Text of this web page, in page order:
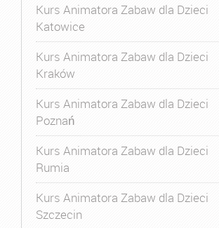
Kurs Animatora Zabaw dla Dzieci
Katowice
Kurs Animatora Zabaw dla Dzieci
Kraków
Kurs Animatora Zabaw dla Dzieci
Poznań
Kurs Animatora Zabaw dla Dzieci
Rumia
Kurs Animatora Zabaw dla Dzieci
Szczecin